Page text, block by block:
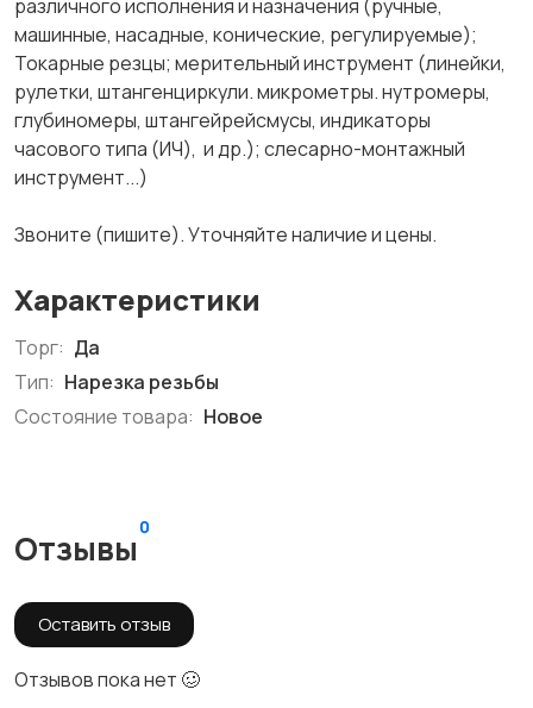
различного исполнения и назначения (ручные,
машинные, насадные, конические, регулируемые);
Токарные резцы; мерительный инструмент (линейки,
рулетки, штангенциркули. микрометры. нутромеры,
глубиномеры, штангейрейсмусы, индикаторы
часового типа (ИЧ), и др.); слесарно-монтажный
инструмент...)
Звоните (пишите). Уточняйте наличие и цены.
Характеристики
Торг: Да
Тип: Нарезка резьбы
Состояние товара: Новое
Отзывы
0
Оставить отзыв
Отзывов пока нет 🥴